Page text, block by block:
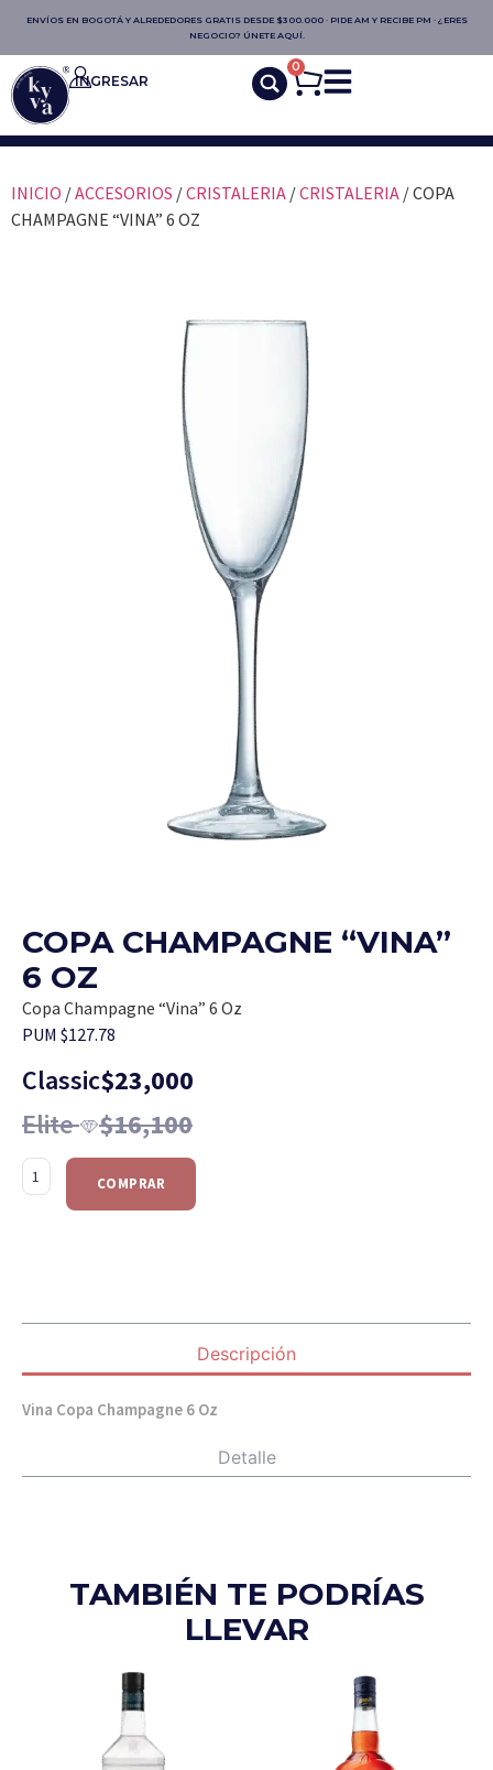
ENVÍOS EN BOGOTÁ Y ALREDEDORES GRATIS DESDE $300.000 · PIDE AM Y RECIBE PM · ¿ERES
NEGOCIO? ÚNETE AQUÍ.
INGRESAR
0
INICIO /ACCESORIOS /CRISTALERIA /CRISTALERIA / COPA
CHAMPAGNE “VINA” 6 OZ
COPA CHAMPAGNE “VINA”
6 OZ
Copa Champagne “Vina” 6 Oz
PUM $127.78
Classic$23,000
Elite $16,100
COMPRAR
Descripción
Detalle
Vina Copa Champagne 6 Oz
TAMBIÉN TE PODRÍAS
LLEVAR